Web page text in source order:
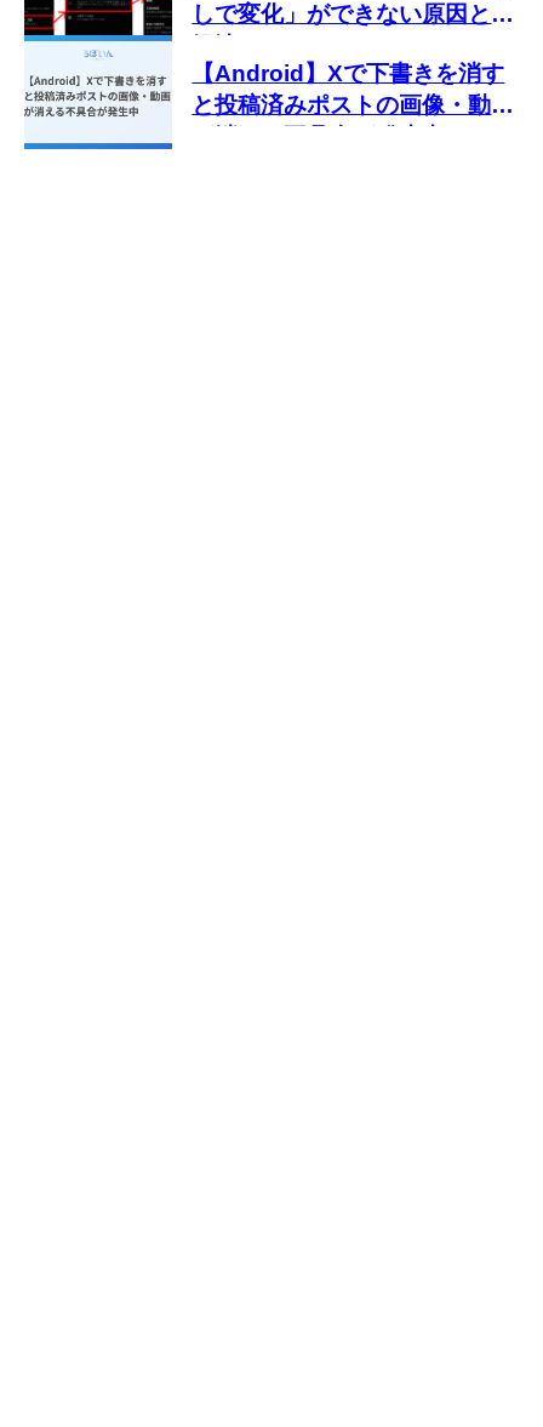
しで変化」ができない原因と対
【Android】Xで下書きを消す
と投稿済みポストの画像・動画